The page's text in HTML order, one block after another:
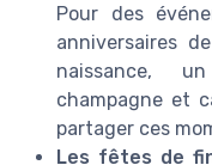
Pour des
anniversaires
naissance,
champagne et
partager ces
Les fêtes de